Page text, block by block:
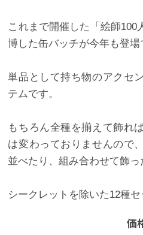
これまで開催した「絵師100
博した缶バッチが今年も登場
単品として持ち物のアクセ
テムです。
もちろん全種を揃えて飾れ
は変わっておりませんので
並べたり、組み合わせて飾っ
シークレットを除いた12種セ
価